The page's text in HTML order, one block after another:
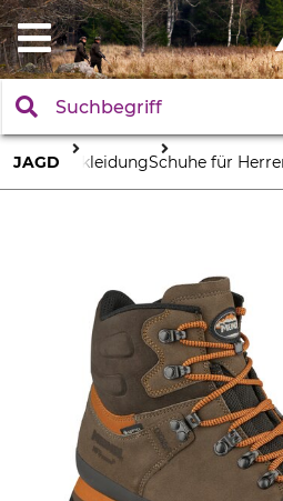
JAGD BekleidungSchuhe für